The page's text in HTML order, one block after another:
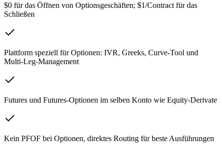
$0 für das Öffnen von Optionsgeschäften; $1/Contract für das
Schließen
Plattform speziell für Optionen: IVR, Greeks, Curve-Tool und
Multi-Leg-Management
Futures und Futures-Optionen im selben Konto wie Equity-Derivate
Kein PFOF bei Optionen, direktes Routing für beste Ausführungen